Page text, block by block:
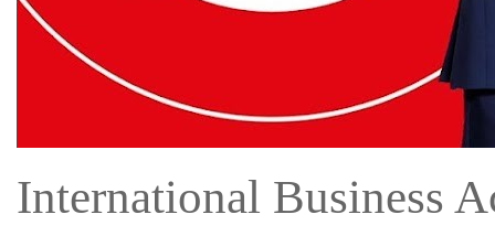
International Business